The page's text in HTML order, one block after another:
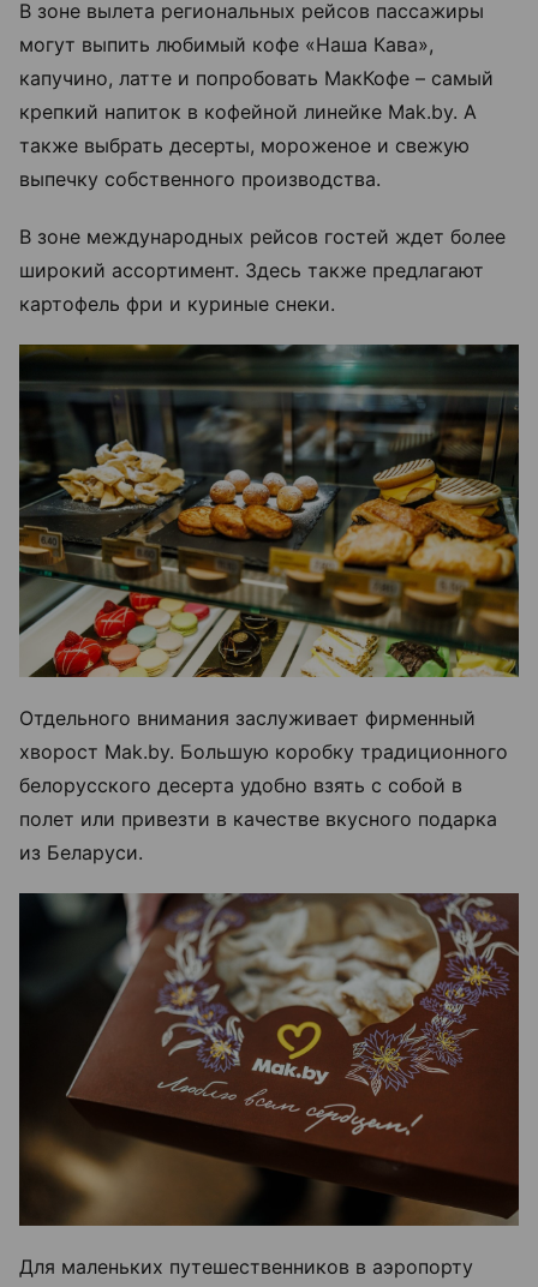
В зоне вылета региональных рейсов пассажиры
могут выпить любимый кофе «Наша Кава»,
капучино, латте и попробовать МакКофе – самый
крепкий напиток в кофейной линейке Mak.by. А
также выбрать десерты, мороженое и свежую
выпечку собственного производства.
В зоне международных рейсов гостей ждет более
широкий ассортимент. Здесь также предлагают
картофель фри и куриные снеки.
Отдельного внимания заслуживает фирменный
хворост Mak.by. Большую коробку традиционного
белорусского десерта удобно взять с собой в
полет или привезти в качестве вкусного подарка
из Беларуси.
Для маленьких путешественников в аэропорту